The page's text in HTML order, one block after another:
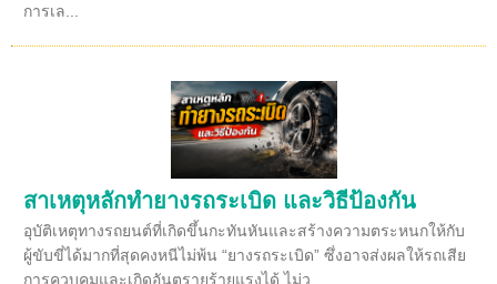
การเล...
สาเหตุหลักทำยางรถระเบิด และวิธีป้องกัน
อุบัติเหตุทางรถยนต์ที่เกิดขึ้นกะทันหันและสร้างความตระหนกให้กับ
ผู้ขับขี่ได้มากที่สุดคงหนีไม่พ้น “ยางรถระเบิด” ซึ่งอาจส่งผลให้รถเสีย
การควบคุมและเกิดอันตรายร้ายแรงได้ ไม่ว...